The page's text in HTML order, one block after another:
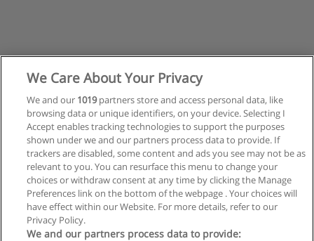
We Care About Your Privacy
We and our 1019partners store and access personal data, like
browsing data or unique identifiers, on your device. Selecting I
Accept enables tracking technologies to support the purposes
shown under we and our partners process data to provide. If
trackers are disabled, some content and ads you see may not be as
relevant to you. You can resurface this menu to change your
choices or withdraw consent at any time by clicking the Manage
Preferences link on the bottom of the webpage . Your choices will
have effect within our Website. For more details, refer to our
Privacy Policy.
We and our partners process data to provide: